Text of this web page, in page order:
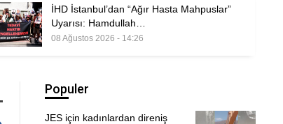
İHD İstanbul’dan “Ağır Hasta Mahpuslar”
Uyarısı: Hamdullah…
08 Ağustos 2026 - 14:26
Populer
JES için kadınlardan direniş